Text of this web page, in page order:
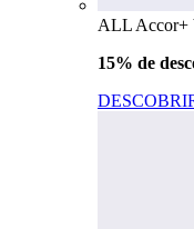
ALL Accor+
15% de